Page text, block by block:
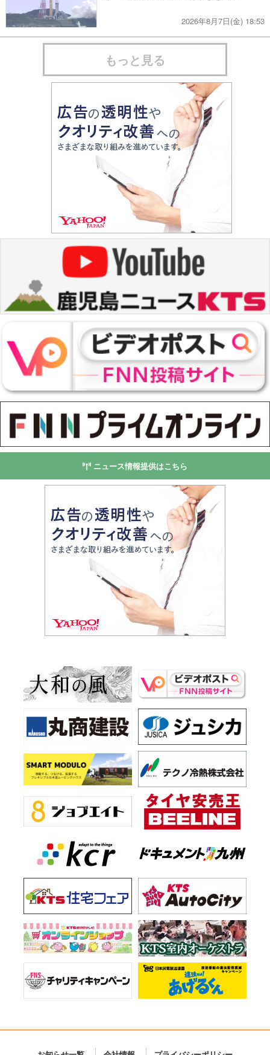
2026年8月7日(金) 18:53
もっと見る
ニュース情報提供はこちら